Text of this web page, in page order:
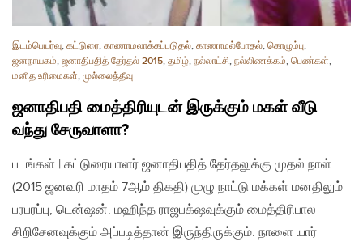
இடம்பெயர்வு, கட்டுரை, காணாமலாக்கப்படுதல், காணாமல்போதல், கொழும்பு,
ஜனநாயகம், ஜனாதிபதித் தேர்தல் 2015, தமிழ், நல்லாட்சி, நல்லிணக்கம், பெண்கள்,
மனித உரிமைகள், முல்லைத்தீவு
ஜனாதிபதி மைத்திரியுடன் இருக்கும் மகள் வீடு
வந்து சேருவாளா?
படங்கள் | கட்டுரையாளர் ஜனாதிபதித் தேர்தலுக்கு முதல் நாள்
(2015 ஜனவரி மாதம் 7ஆம் திகதி) முழு நாட்டு மக்கள் மனதிலும்
பரபரப்பு, டென்ஷன். மஹிந்த ராஜபக்‌ஷவுக்கும் மைத்திரிபால
சிறிசேனவுக்கும் அப்படித்தான் இருந்திருக்கும். நாளை யார்